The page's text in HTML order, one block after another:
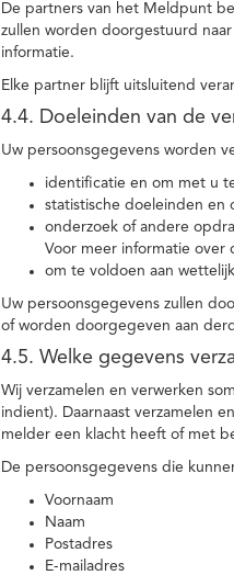
De partners van het Meldpunt
zullen worden doorgestuurd
informatie.
Elke partner blijft uitsluitend
4.4. Doeleinden van de
Uw persoonsgegevens worden
identificatie en om met u
statistische doeleinden en
onderzoek of andere
Voor meer informatie over
om te voldoen aan
Uw persoonsgegevens zullen
of worden doorgegeven aan
4.5. Welke gegevens
Wij verzamelen en verwerken
indient). Daarnaast verzamelen
melder een klacht heeft of met
De persoonsgegevens die
Voornaam
Naam
Postadres
E-mailadres